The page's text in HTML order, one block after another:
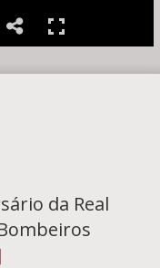
da Real